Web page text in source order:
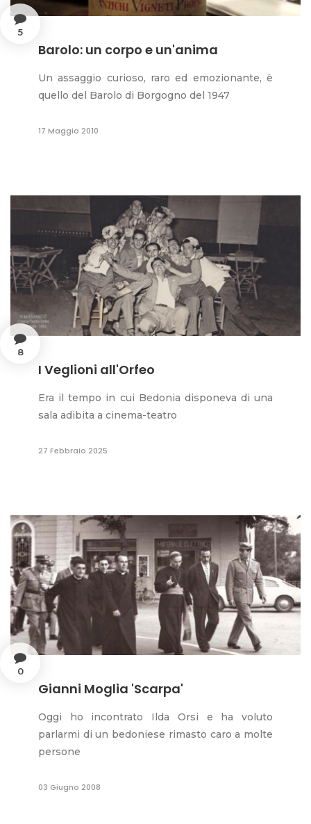
5
Barolo: un corpo e un'anima
Un assaggio curioso, raro ed emozionante, è
quello del Barolo di Borgogno del 1947
17 Maggio 2010
8
I Veglioni all'Orfeo
Era il tempo in cui Bedonia disponeva di una
sala adibita a cinema-teatro
27 Febbraio 2025
0
Gianni Moglia 'Scarpa'
Oggi ho incontrato Ilda Orsi e ha voluto
parlarmi di un bedoniese rimasto caro a molte
persone
03 Giugno 2008